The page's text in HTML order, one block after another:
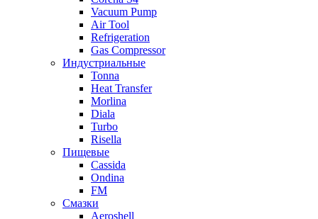
Vacuum Pump
Air Tool
Refrigeration
Gas Compressor
Индустриальные
Tonna
Heat Transfer
Morlina
Diala
Turbo
Risella
Пищевые
Cassida
Ondina
FM
Смазки
Aeroshell